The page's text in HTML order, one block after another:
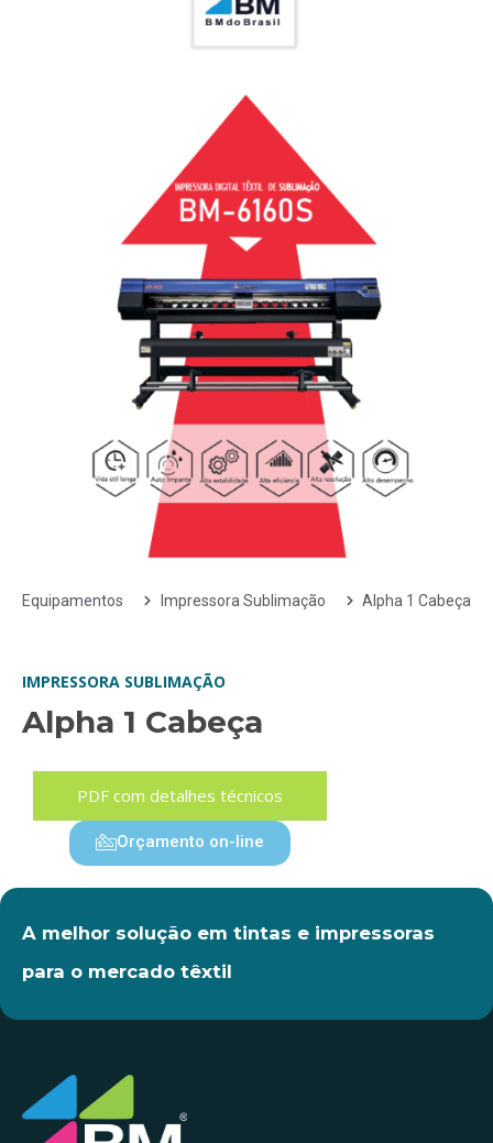
Equipamentos Impressora Sublimação Alpha 1 Cabeça
IMPRESSORA SUBLIMAÇÃO
Alpha 1 Cabeça
PDF com detalhes técnicos
Orçamento on-line
A melhor solução em tintas e impressoras
para o mercado têxtil